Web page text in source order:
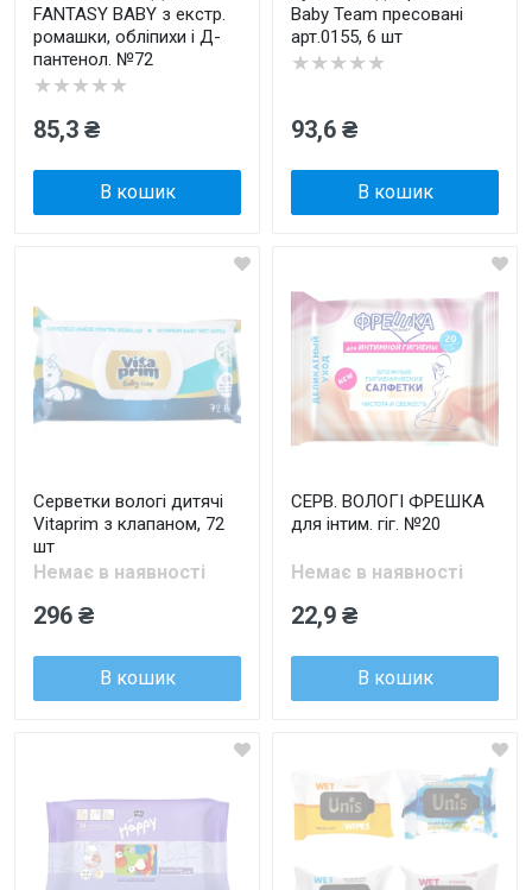
FANTASY BABY з екстр.
ромашки, обліпихи і Д-
пантенол. №72
★★★★★
85,3 ₴
В кошик
Baby Team пресовані
арт.0155, 6 шт
★★★★★
93,6 ₴
В кошик
Серветки вологі дитячі
Vitaprim з клапаном, 72
шт
Немає в наявності
296 ₴
В кошик
СЕРВ. ВОЛОГІ ФРЕШКА
для інтим. гіг. №20
Немає в наявності
22,9 ₴
В кошик